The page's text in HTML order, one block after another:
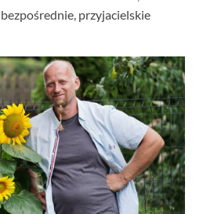
przyjacielskie